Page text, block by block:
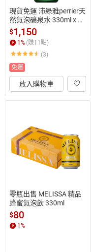
現貨免運 沛綠雅perrier天
然氣泡礦泉水 330ml x 24
瓶 (玻璃瓶) 公司貨 HS嚴
選
$1,150
1% (賺11點)
(3)
免運
放入購物車
零瓶出售 MELISSA 精品
蜂蜜氣泡飲 330ml
$80
1%